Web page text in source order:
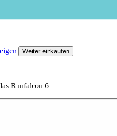
Weiter einkaufen
Runfalcon 6